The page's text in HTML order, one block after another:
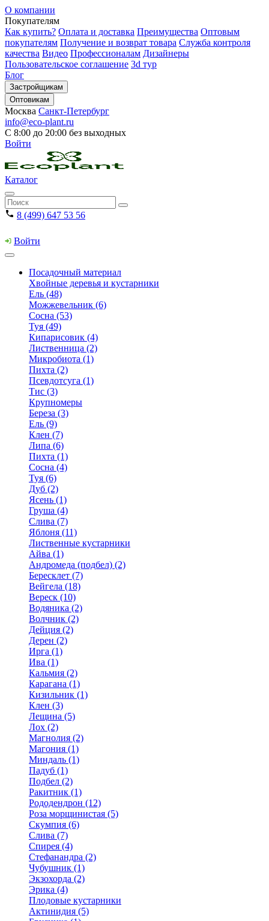
О компании
Покупателям
Как купить? Оплата и доставка Преимущества Оптовым
покупателям Получение и возврат товара Служба контроля
качества Видео Профессионалам Дизайнеры
Пользовательское соглашение 3d тур
Блог
Застройщикам
Оптовикам
Москва Санкт-Петербург
info@eco-plant.ru
С 8:00 до 20:00 без выходных
Войти
Каталог
8 (499) 647 53 56
Войти
Посадочный материал
Хвойные деревья и кустарники
Ель (48)
Можжевельник (6)
Сосна (53)
Туя (49)
Кипарисовик (4)
Лиственница (2)
Микробиота (1)
Пихта (2)
Псевдотсуга (1)
Тис (3)
Крупномеры
Береза (3)
Ель (9)
Клен (7)
Липа (6)
Пихта (1)
Сосна (4)
Туя (6)
Дуб (2)
Ясень (1)
Груша (4)
Слива (7)
Яблоня (11)
Лиственные кустарники
Айва (1)
Андромеда (подбел) (2)
Бересклет (7)
Вейгела (18)
Вереск (10)
Водяника (2)
Волчник (2)
Дейция (2)
Дерен (2)
Ирга (1)
Ива (1)
Кальмия (2)
Карагана (1)
Кизильник (1)
Клен (3)
Лещина (5)
Лох (2)
Магнолия (2)
Магония (1)
Миндаль (1)
Падуб (1)
Подбел (2)
Ракитник (1)
Рододендрон (12)
Роза морщинистая (5)
Скумпия (6)
Слива (7)
Спирея (4)
Стефанандра (2)
Чубушник (1)
Экзохорда (2)
Эрика (4)
Плодовые кустарники
Актинидия (5)